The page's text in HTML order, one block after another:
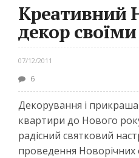
Креативний
декор
07/12/2011
6
Декорування і
квартири до Нового
радісний святковий
проведення Новорічних